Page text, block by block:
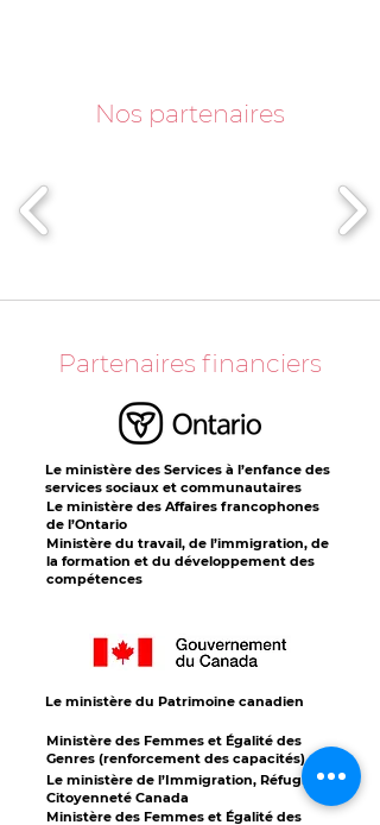
Nos partenaires
Partenaires financiers
Le ministère des Services à l’enfance des
services sociaux et communautaires
Le ministère des Affaires francophones
de l’Ontario
Ministère du travail, de l’immigration, de
la formation et du développement des
compétences
Le ministère du Patrimoine canadien
Ministère des Femmes et Égalité des
Genres (renforcement des capacités)
Le ministère de l’Immigration, Réfugiés et
Citoyenneté Canada
Ministère des Femmes et Égalité des